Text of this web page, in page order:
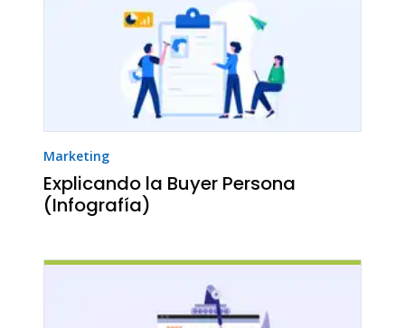
Marketing
Explicando la Buyer Persona
(Infografía)